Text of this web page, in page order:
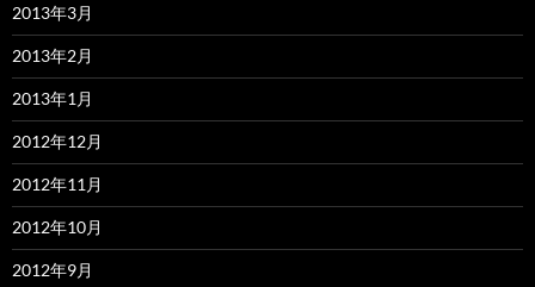
2013年3月
2013年2月
2013年1月
2012年12月
2012年11月
2012年10月
2012年9月